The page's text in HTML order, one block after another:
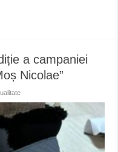
a campaniei
Nicolae”